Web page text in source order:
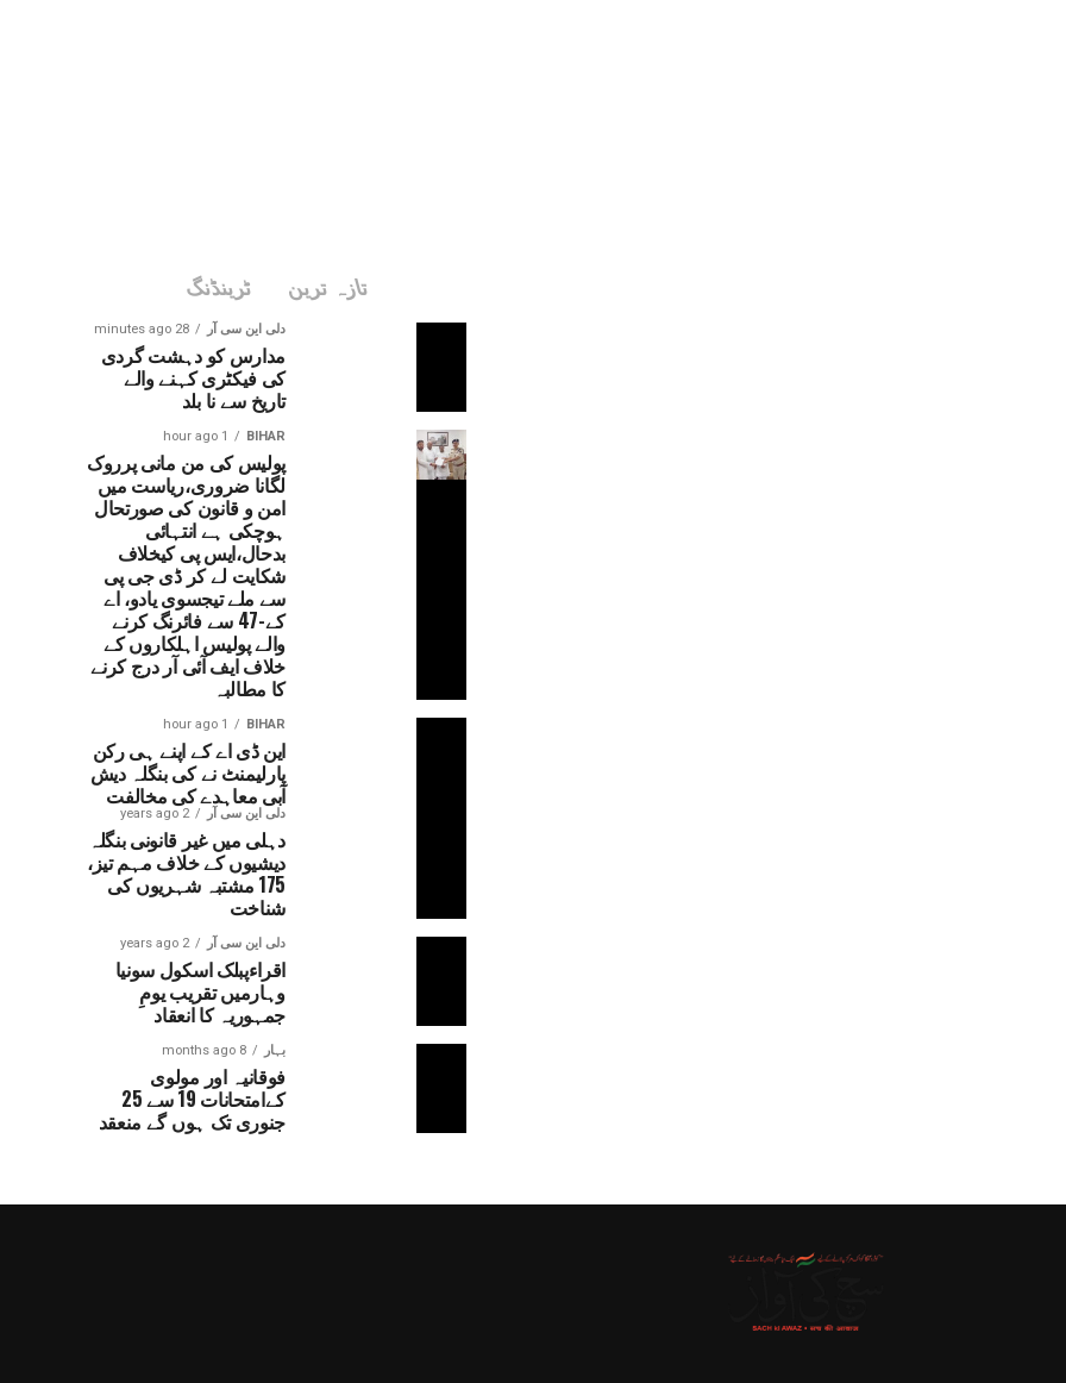
تازہ ترین ٹرینڈنگ
دلی این سی آر 28 minutes ago
مدارس کو دہشت گردی
کی فیکٹری کہنے والے
تاریخ سے نا بلد
BIHAR
1 hour ago
پولیس کی من مانی پرروک
لگانا ضروری،ریاست میں
امن و قانون کی صورتحال
ہوچکی ہے انتہائی
بدحال،ایس پی کیخلاف
شکایت لے کر ڈی جی پی
سے ملے تیجسوی یادو، اے
کے-47 سے فائرنگ کرنے
والے پولیس اہلکاروں کے
خلاف ایف آئی آر درج کرنے
کا مطالبہ
BIHAR
1 hour ago
این ڈی اے کے اپنے ہی رکن
پارلیمنٹ نے کی بنگلہ دیش
آبی معاہدے کی مخالفت
دلی این سی آر 2 years ago
دہلی میں غیر قانونی بنگلہ
دیشیوں کے خلاف مہم تیز،
175 مشتبہ شہریوں کی
شناخت
دلی این سی آر 2 years ago
اقراءپبلک اسکول سونیا
وہارمیں تقریب یومِ
جمہوریہ کا انعقاد
بہار 8 months ago
فوقانیہ اور مولوی
کےامتحانات 19 سے 25
جنوری تک ہوں گے منعقد